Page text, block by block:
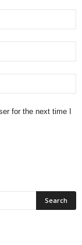
for the next time I